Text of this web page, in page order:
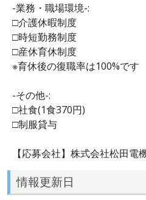
-業務・職場環境-:
□介護休暇制度
□時短勤務制度
□産休育休制度
※育休後の復職率は100%です
-その他-:
□社食(1食370円)
□制服貸与
【応募会社】株式会社松田電
情報更新日